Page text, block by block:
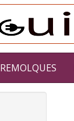
REMOLQUES